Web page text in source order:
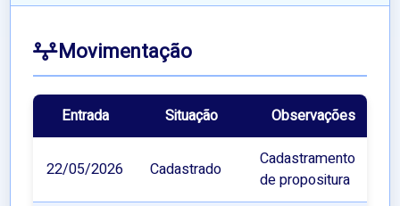
Movimentação
Entrada Situação Observações
22/05/2026 Cadastrado
Cadastramento
de propositura